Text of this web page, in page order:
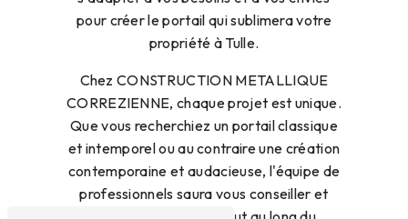
pour créer le portail qui sublimera votre
propriété à Tulle.
Chez CONSTRUCTION METALLIQUE
CORREZIENNE, chaque projet est unique.
Que vous recherchiez un portail classique
et intemporel ou au contraire une création
contemporaine et audacieuse, l'équipe de
professionnels saura vous conseiller et